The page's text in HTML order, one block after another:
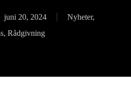
juni 20, 2024 Nyheter,
, Rådgivning